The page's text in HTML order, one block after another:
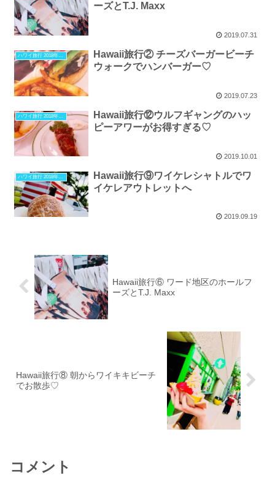
ーズとT.J. Maxx
2019.07.31
ハワイ旅行 2018年10月
Hawaii旅行② チーズバーガービーチ
ウォークでハンバーガー♡
2019.07.23
ハワイ旅行 2018年10月
Hawaii旅行⑫ウルフギャングのハッ
ピーアワーがお得すぎる♡
2019.10.01
ハワイ旅行 2018年10月
Hawaii旅行⑨ワイケレシャトルでワ
イケレアウトレットへ
2019.09.19
Hawaii旅行⑥ ワード地区のホールフ
ーズとT.J. Maxx
Hawaii旅行⑧ 朝からワイキキビーチ
でお散歩♡
コメント